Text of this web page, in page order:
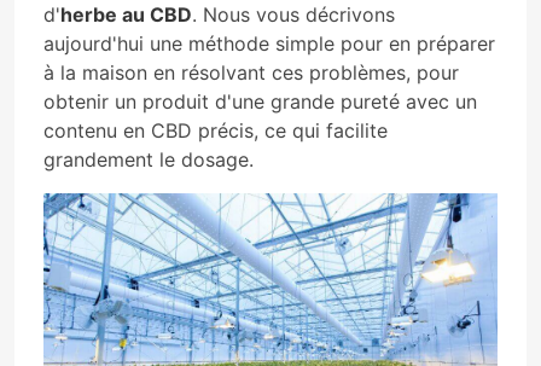
d'herbe au CBD. Nous vous décrivons
aujourd'hui une méthode simple pour en préparer
à la maison en résolvant ces problèmes, pour
obtenir un produit d'une grande pureté avec un
contenu en CBD précis, ce qui facilite
grandement le dosage.